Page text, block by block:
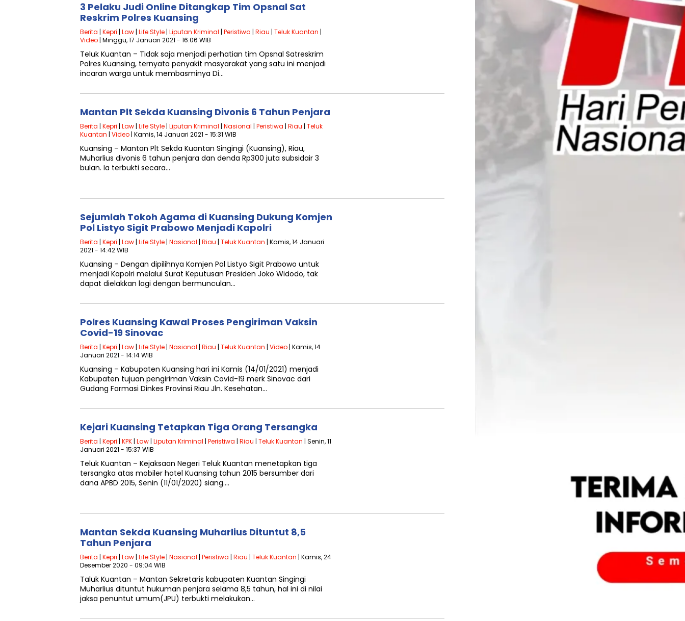
3 Pelaku Judi Online Ditangkap Tim Opsnal Sat
Reskrim Polres Kuansing
Berita | Kepri | Law | Life Style | Liputan Kriminal | Peristiwa | Riau | Teluk Kuantan |
Video | Minggu, 17 Januari 2021 - 16:06 WIB
Teluk Kuantan – Tidak saja menjadi perhatian tim Opsnal Satreskrim
Polres Kuansing, ternyata penyakit masyarakat yang satu ini menjadi
incaran warga untuk membasminya Di…
Mantan Plt Sekda Kuansing Divonis 6 Tahun Penjara
Berita | Kepri | Law | Life Style | Liputan Kriminal | Nasional | Peristiwa | Riau | Teluk
Kuantan | Video | Kamis, 14 Januari 2021 - 15:31 WIB
Kuansing – Mantan Plt Sekda Kuantan Singingi (Kuansing), Riau,
Muharlius divonis 6 tahun penjara dan denda Rp300 juta subsidair 3
bulan. Ia terbukti secara…
Sejumlah Tokoh Agama di Kuansing Dukung Komjen
Pol Listyo Sigit Prabowo Menjadi Kapolri
Berita | Kepri | Law | Life Style | Nasional | Riau | Teluk Kuantan | Kamis, 14 Januari
2021 - 14:42 WIB
Kuansing – Dengan dipilihnya Komjen Pol Listyo Sigit Prabowo untuk
menjadi Kapolri melalui Surat Keputusan Presiden Joko Widodo, tak
dapat dielakkan lagi dengan bermunculan…
Polres Kuansing Kawal Proses Pengiriman Vaksin
Covid-19 Sinovac
Berita | Kepri | Law | Life Style | Nasional | Riau | Teluk Kuantan | Video | Kamis, 14
Januari 2021 - 14:14 WIB
Kuansing – Kabupaten Kuansing hari ini Kamis (14/01/2021) menjadi
Kabupaten tujuan pengiriman Vaksin Covid-19 merk Sinovac dari
Gudang Farmasi Dinkes Provinsi Riau Jln. Kesehatan…
Kejari Kuansing Tetapkan Tiga Orang Tersangka
Berita | Kepri | KPK | Law | Liputan Kriminal | Peristiwa | Riau | Teluk Kuantan | Senin, 11
Januari 2021 - 15:37 WIB
Teluk Kuantan – Kejaksaan Negeri Teluk Kuantan menetapkan tiga
tersangka atas mobiler hotel Kuansing tahun 2015 bersumber dari
dana APBD 2015, Senin (11/01/2020) siang….
Mantan Sekda Kuansing Muharlius Dituntut 8,5
Tahun Penjara
Berita | Kepri | Law | Life Style | Nasional | Peristiwa | Riau | Teluk Kuantan | Kamis, 24
Desember 2020 - 09:04 WIB
Taluk Kuantan – Mantan Sekretaris kabupaten Kuantan Singingi
Muharlius dituntut hukuman penjara selama 8,5 tahun, hal ini di nilai
jaksa penuntut umum(JPU) terbukti melakukan…